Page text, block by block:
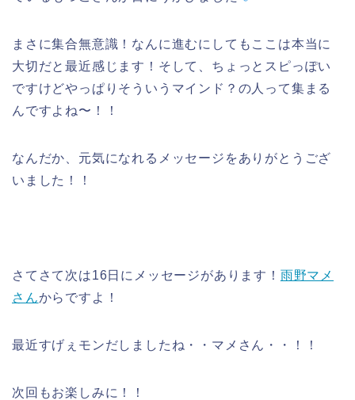
まさに集合無意識！なんに進むにしてもここは本当に
大切だと最近感じます！そして、ちょっとスピっぽい
ですけどやっぱりそういうマインド？の人って集まる
んですよね〜！！
なんだか、元気になれるメッセージをありがとうござ
いました！！
さてさて次は16日にメッセージがあります！ 雨野マメ
さんからですよ！
最近すげぇモンだしましたね・・マメさん・・！！
次回もお楽しみに！！